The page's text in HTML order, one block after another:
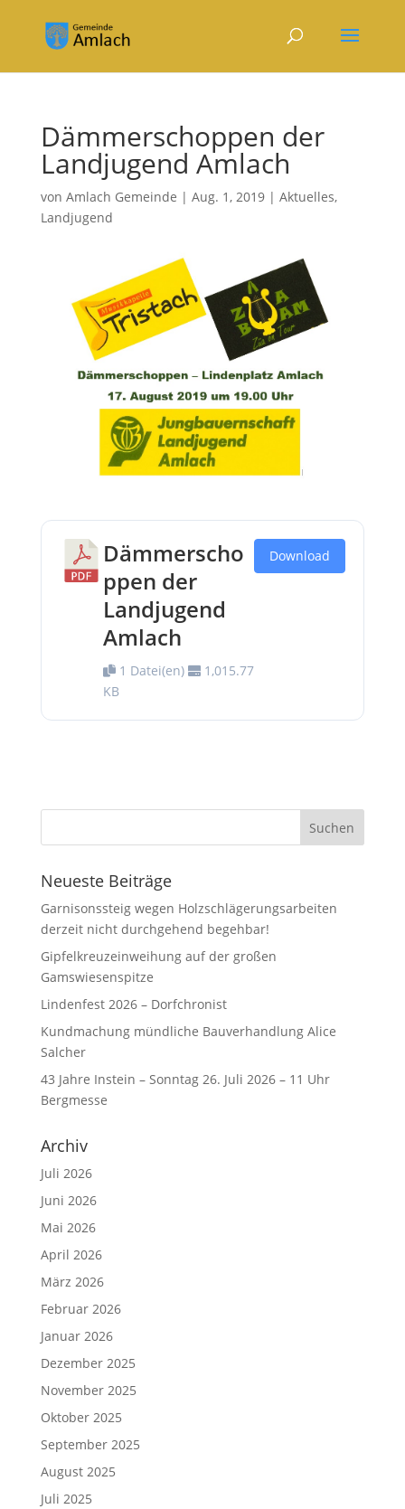
Dämmerschoppen der
Landjugend Amlach
von Amlach Gemeinde | Aug. 1, 2019| Aktuelles,
Landjugend
Dämmerscho
ppen der
Landjugend
Amlach
1 Datei(en)
1,015.77
KB
Download
Neueste Beiträge
Garnisonssteig wegen Holzschlägerungsarbeiten
derzeit nicht durchgehend begehbar!
Gipfelkreuzeinweihung auf der großen
Gamswiesenspitze
Lindenfest 2026 – Dorfchronist
Kundmachung mündliche Bauverhandlung Alice
Salcher
43 Jahre Instein – Sonntag 26. Juli 2026 – 11 Uhr
Bergmesse
Archiv
Juli 2026
Juni 2026
Mai 2026
April 2026
März 2026
Februar 2026
Januar 2026
Dezember 2025
November 2025
Oktober 2025
September 2025
August 2025
Juli 2025